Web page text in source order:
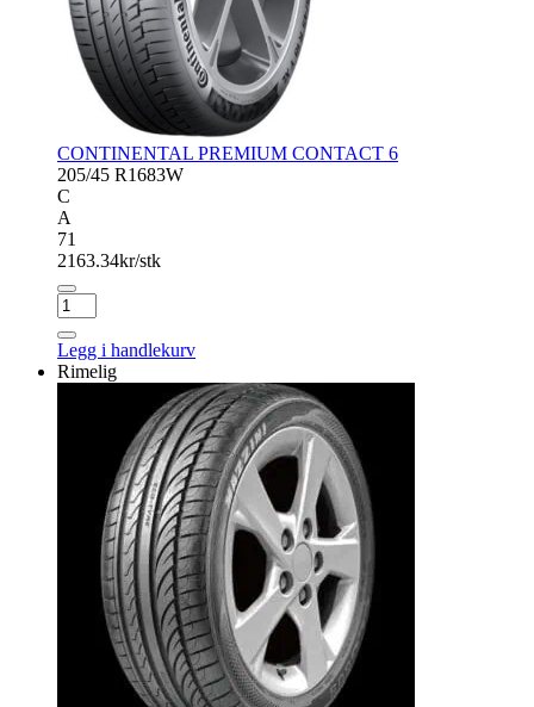
CONTINENTAL PREMIUM CONTACT 6
205/45 R1683W
C
A
71
2163.34kr/stk
CONTINENTAL
PREMIUM
CONTACT
6
antall
Legg i handlekurv
Rimelig